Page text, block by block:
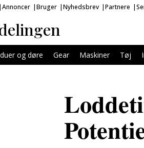
Annoncer Bruger Nyhedsbrev Partnere
og døre Gear Maskiner Tøj